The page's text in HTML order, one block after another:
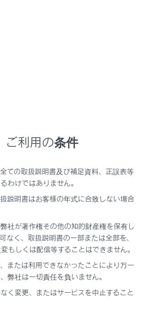
使って走行するモードです。早朝、深
の駐車場などで、騒音や排気ガスを気
ドの切りかえ
いるページ
ポットモニター）
ご利用の条件
ての取扱説明書及び補足資料、正誤表等
わけではありません。
説明書はお客様の年式に合致しない場合
社が著作権その他の知的財産権を保有し
なく、取扱説明書の一部または全部を、
もしくは配信等することはできません。
または利用できなかったことにより万一
弊社は一切責任を負いません。
く変更、またはサービスを中止すること